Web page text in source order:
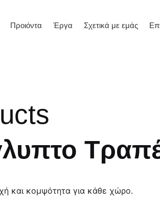
Προιόντα Έργα Σχετικά με εμάς
και κομψότητα για κάθε χώρο.